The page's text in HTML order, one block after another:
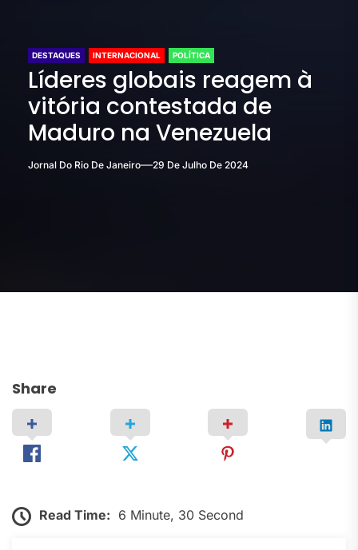
DESTAQUES INTERNACIONAL POLÍTICA
Líderes globais reagem à
vitória contestada de
Maduro na Venezuela
Jornal Do Rio De Janeiro 29 De Julho De 2024
Share
Read Time: 6 Minute, 30 Second